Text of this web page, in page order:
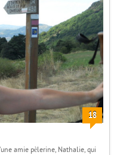
18
amie pèlerine, Nathalie, qui